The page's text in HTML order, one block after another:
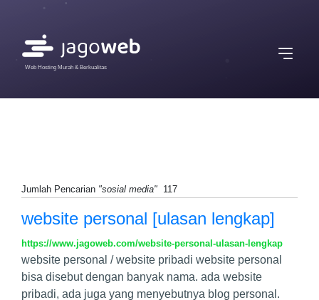
Web Hosting Murah & Berkualitas
Jumlah Pencarian "sosial media" 117
website personal [ulasan lengkap]
https://www.jagoweb.com/website-personal-ulasan-lengkap
website personal / website pribadi website personal
bisa disebut dengan banyak nama. ada website
pribadi, ada juga yang menyebutnya blog personal.